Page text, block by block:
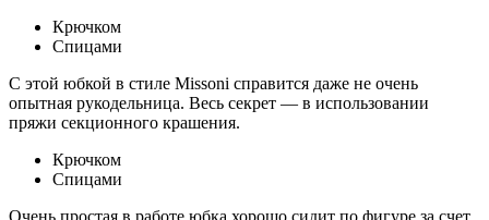
Крючком
Спицами
С этой юбкой в стиле Missoni справится даже не очень
опытная рукодельница. Весь секрет — в использовании
пряжи секционного крашения.
Крючком
Спицами
Очень простая в работе юбка хорошо сидит по фигуре за счет